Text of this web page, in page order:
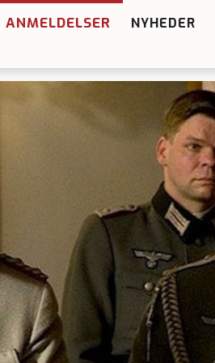
ANMELDELSER NYHEDER